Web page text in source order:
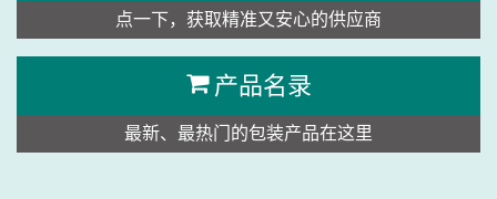
点一下，获取精准又安心的供应商
产品名录
最新、最热门的包装产品在这里